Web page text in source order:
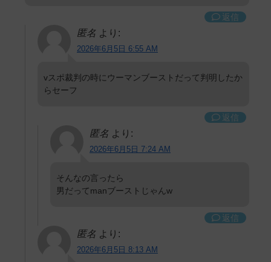
返信
匿名 より:
2026年6月5日 6:55 AM
vスポ裁判の時にウーマンブーストだって判明したか
らセーフ
返信
匿名 より:
2026年6月5日 7:24 AM
そんなの言ったら
男だってmanブーストじゃんw
返信
匿名 より:
2026年6月5日 8:13 AM